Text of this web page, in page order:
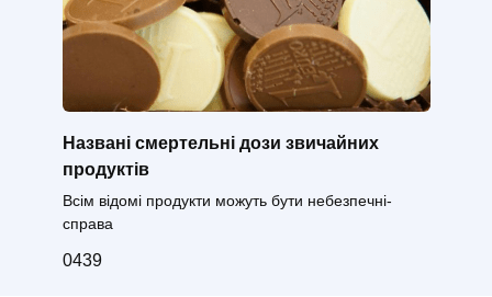
Названі смертельні дози звичайних
продуктів
Всім відомі продукти можуть бути небезпечні-
справа
0439